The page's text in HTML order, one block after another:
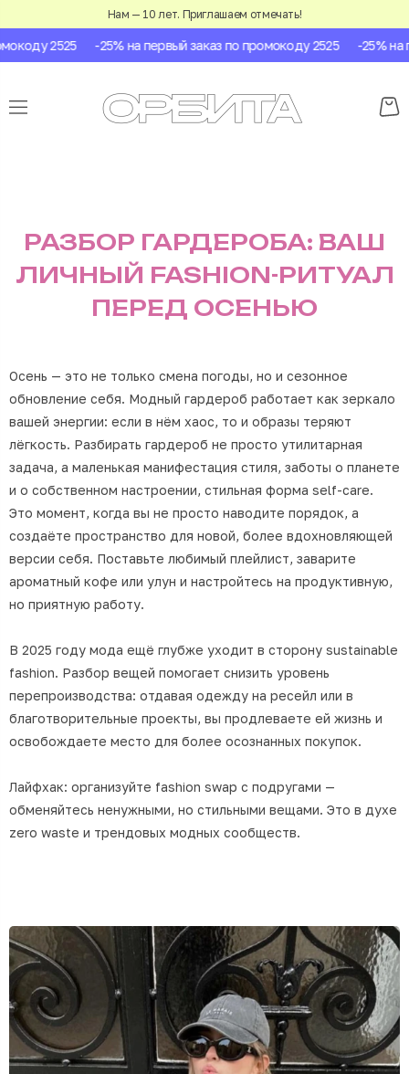
Нам — 10 лет. Приглашаем отмечать!
2525 -25% на первый заказ по промокоду 2525 -25% на
РАЗБОР ГАРДЕРОБА: ВАШ
ЛИЧНЫЙ FASHION-РИТУАЛ
ПЕРЕД ОСЕНЬЮ
Осень — это не только смена погоды, но и сезонное
обновление себя. Модный гардероб работает как зеркало
вашей энергии: если в нём хаос, то и образы теряют
лёгкость. Разбирать гардероб не просто утилитарная
задача, а маленькая манифестация стиля, заботы о планете
и о собственном настроении, стильная форма self-care.
Это момент, когда вы не просто наводите порядок, а
создаёте пространство для новой, более вдохновляющей
версии себя. Поставьте любимый плейлист, заварите
ароматный кофе или улун и настройтесь на продуктивную,
но приятную работу.
В 2025 году мода ещё глубже уходит в сторону sustainable
fashion. Разбор вещей помогает снизить уровень
перепроизводства: отдавая одежду на ресейл или в
благотворительные проекты, вы продлеваете ей жизнь и
освобождаете место для более осознанных покупок.
Лайфхак: организуйте fashion swap с подругами —
обменяйтесь ненужными, но стильными вещами. Это в духе
zero waste и трендовых модных сообществ.